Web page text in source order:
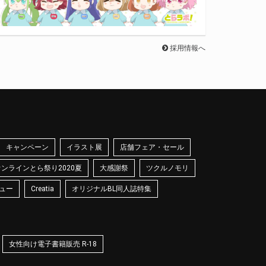
採用情報へ
キャンペーン イラスト展 店舗フェア・セール
ラインとら祭り2020夏 大感謝祭 ツクルノモリ
ー Creatia オリジナルBL同人誌特集
女性向け電子書籍販売 R-18